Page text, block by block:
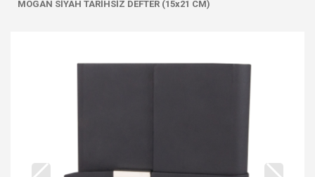
MOGAN SİYAH TARİHSİZ DEFTER (15x21 CM)